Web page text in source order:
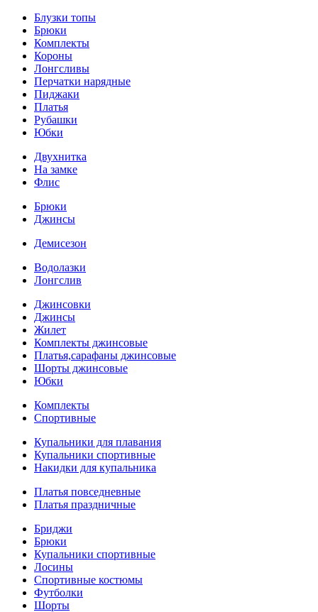
Блузки топы
Брюки
Комплекты
Короны
Лонгсливы
Перчатки нарядные
Пиджаки
Платья
Рубашки
Юбки
Двухнитка
На замке
Флис
Брюки
Джинсы
Демисезон
Водолазки
Лонгслив
Джинсовки
Джинсы
Жилет
Комплекты джинсовые
Платья,сарафаны джинсовые
Шорты джинсовые
Юбки
Комплекты
Спортивные
Купальники для плавания
Купальники спортивные
Накидки для купальника
Платья повседневные
Платья праздничные
Бриджи
Брюки
Купальники спортивные
Лосины
Спортивные костюмы
Футболки
Шорты